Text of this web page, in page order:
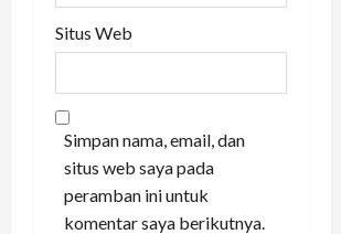
Situs Web
Simpan nama, email, dan
situs web saya pada
peramban ini untuk
komentar saya berikutnya.